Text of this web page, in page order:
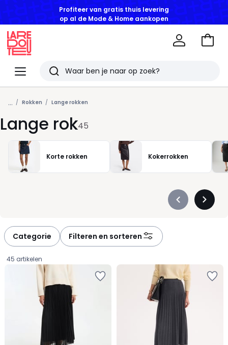
op al de Mode & Home aankopen
Menu
Redoute
Zoeken
Laatst
bekeken
artikelen
Naar
... Rokken Lange rokken
Lange rok45
Korte rokken Kokerrokken
Précédent
Categorie Filteren en sorteren
45 artikelen